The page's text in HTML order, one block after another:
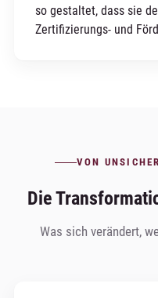
so gestaltet, dass sie
Zertifizierungs- und
VON
Die
Was sich verändert,